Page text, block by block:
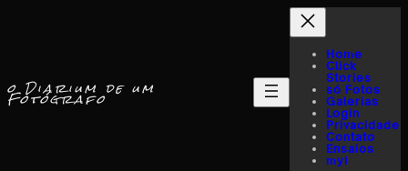
o Diarium de um
Fotógrafo
Home
Click
Stories
só Fotos
Galerias
Login
Privacidade
Contato
Ensaios
myI